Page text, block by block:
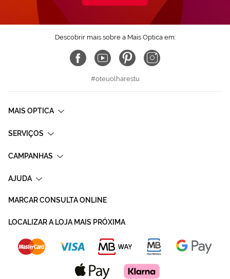
Descobrir mais sobre a Mais Optica em:
#oteuolharestu
MAIS OPTICA
SERVIÇOS
CAMPANHAS
AJUDA
MARCAR CONSULTA ONLINE
LOCALIZAR A LOJA MAIS PRÓXIMA